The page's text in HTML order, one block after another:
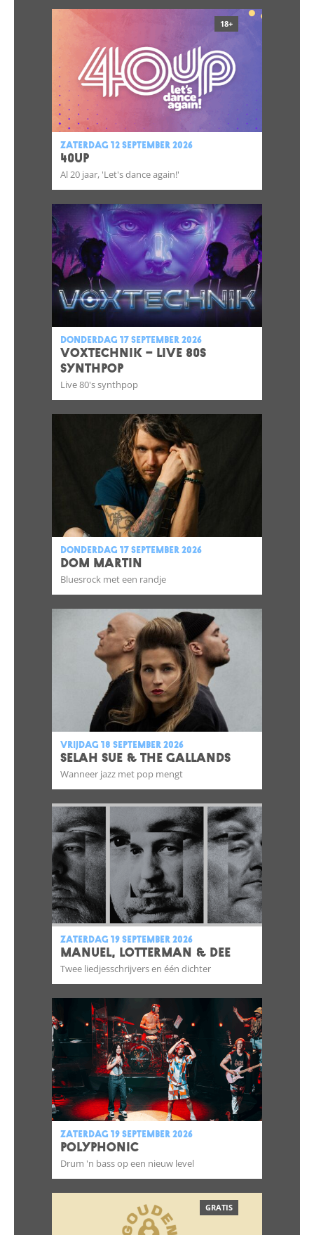
18+
zaterdag 12 september 2026
40UP
Al 20 jaar, 'Let's dance again!'
donderdag 17 september 2026
VOXTECHNIK – LIVE 80s
SYNTHPOP
Live 80's synthpop
donderdag 17 september 2026
DOM MARTIN
Bluesrock met een randje
vrijdag 18 september 2026
SELAH SUE & THE GALLANDS
Wanneer jazz met pop mengt
zaterdag 19 september 2026
Manuel, Lotterman & Dee
Twee liedjesschrijvers en één dichter
zaterdag 19 september 2026
POLYPHONIC
Drum 'n bass op een nieuw level
GRATIS